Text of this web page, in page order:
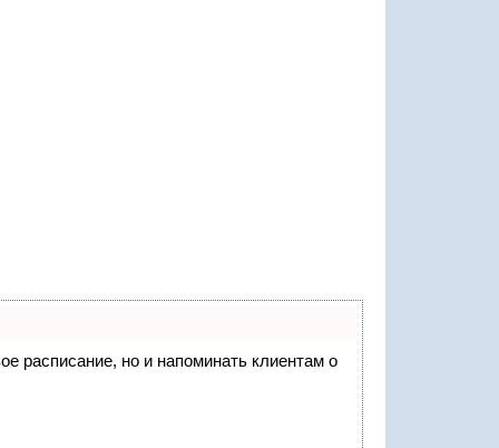
расписание, но и напоминать клиентам о